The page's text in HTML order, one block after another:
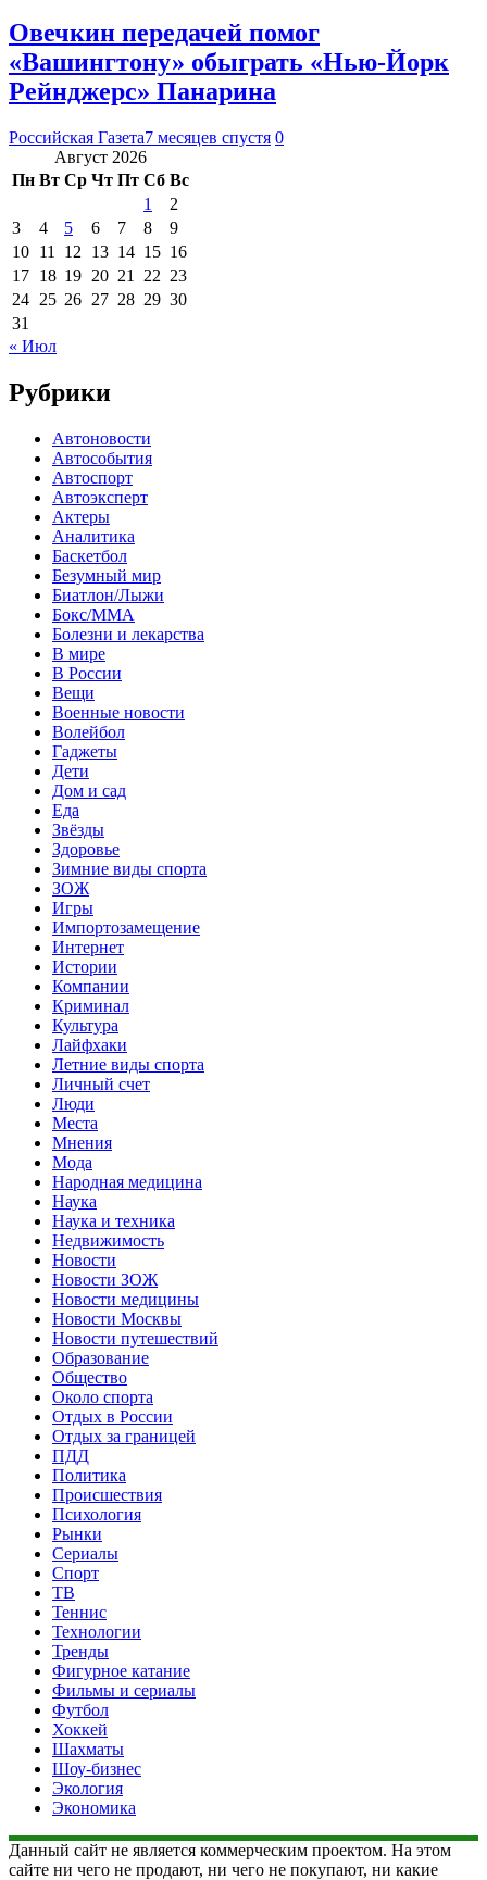
Овечкин передачей помог
«Вашингтону» обыграть «Нью-Йорк
Рейнджерс» Панарина
Российская Газета7 месяцев спустя 0
Август 2026
Пн Вт Ср Чт Пт Сб Вс
1
2
3
4 5 6 7 8
9
10 11 12 13 14 15 16
17 18 19 20 21 22 23
24 25 26 27 28 29 30
31
« Июл
Рубрики
Автоновости
Автособытия
Автоспорт
Автоэксперт
Актеры
Аналитика
Баскетбол
Безумный мир
Биатлон/Лыжи
Бокс/MMA
Болезни и лекарства
В мире
В России
Вещи
Военные новости
Волейбол
Гаджеты
Дети
Дом и сад
Еда
Звёзды
Здоровье
Зимние виды спорта
ЗОЖ
Игры
Импортозамещение
Интернет
Истории
Компании
Криминал
Культура
Лайфхаки
Летние виды спорта
Личный счет
Люди
Места
Мнения
Мода
Народная медицина
Наука
Наука и техника
Недвижимость
Новости
Новости ЗОЖ
Новости медицины
Новости Москвы
Новости путешествий
Образование
Общество
Около спорта
Отдых в России
Отдых за границей
ПДД
Политика
Происшествия
Психология
Рынки
Сериалы
Спорт
ТВ
Теннис
Технологии
Тренды
Фигурное катание
Фильмы и сериалы
Футбол
Хоккей
Шахматы
Шоу-бизнес
Экология
Экономика
Данный сайт не является коммерческим проектом. На этом
сайте ни чего не продают, ни чего не покупают, ни какие